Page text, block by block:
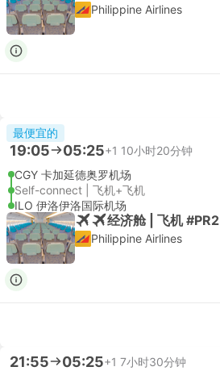
Philippine Airlines
最便宜的
19:05 05:25+1 10小时20分钟
CGY 卡加延德奥罗机场
Self-connect | 飞机+飞机
ILO 伊洛伊洛国际机场
经济舱 | 飞机
Philippine Airlines
21:55 05:25+1 7小时30分钟